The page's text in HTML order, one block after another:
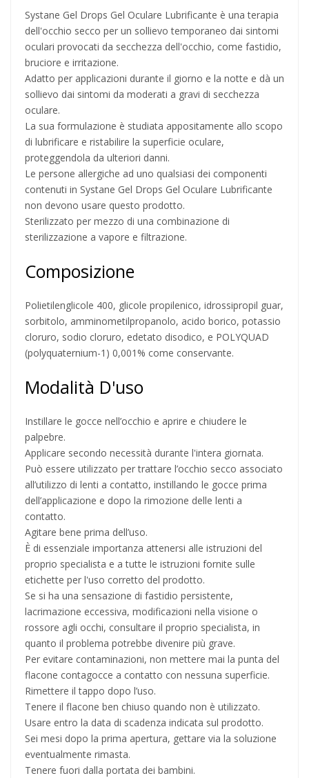
Systane Gel Drops Gel Oculare Lubrificante è una terapia
dell'occhio secco per un sollievo temporaneo dai sintomi
oculari provocati da secchezza dell'occhio, come fastidio,
bruciore e irritazione.
Adatto per applicazioni durante il giorno e la notte e dà un
sollievo dai sintomi da moderati a gravi di secchezza
oculare.
La sua formulazione è studiata appositamente allo scopo
di lubrificare e ristabilire la superficie oculare,
proteggendola da ulteriori danni.
Le persone allergiche ad uno qualsiasi dei componenti
contenuti in Systane Gel Drops Gel Oculare Lubrificante
non devono usare questo prodotto.
Sterilizzato per mezzo di una combinazione di
sterilizzazione a vapore e filtrazione.
Composizione
Polietilenglicole 400, glicole propilenico, idrossipropil guar,
sorbitolo, amminometilpropanolo, acido borico, potassio
cloruro, sodio cloruro, edetato disodico, e POLYQUAD
(polyquaternium-1) 0,001% come conservante.
Modalità D'uso
Instillare le gocce nell’occhio e aprire e chiudere le
palpebre.
Applicare secondo necessità durante l'intera giornata.
Può essere utilizzato per trattare l’occhio secco associato
all’utilizzo di lenti a contatto, instillando le gocce prima
dell’applicazione e dopo la rimozione delle lenti a
contatto.
Agitare bene prima dell’uso.
È di essenziale importanza attenersi alle istruzioni del
proprio specialista e a tutte le istruzioni fornite sulle
etichette per l'uso corretto del prodotto.
Se si ha una sensazione di fastidio persistente,
lacrimazione eccessiva, modificazioni nella visione o
rossore agli occhi, consultare il proprio specialista, in
quanto il problema potrebbe divenire più grave.
Per evitare contaminazioni, non mettere mai la punta del
flacone contagocce a contatto con nessuna superficie.
Rimettere il tappo dopo l’uso.
Tenere il flacone ben chiuso quando non è utilizzato.
Usare entro la data di scadenza indicata sul prodotto.
Sei mesi dopo la prima apertura, gettare via la soluzione
eventualmente rimasta.
Tenere fuori dalla portata dei bambini.